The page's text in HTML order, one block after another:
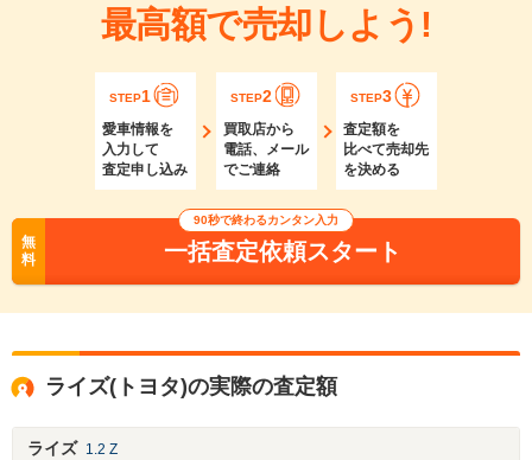
最高額で売却しよう!
STEP1
愛車情報を
入力して
査定申し込み
STEP2
買取店から
電話、メール
でご連絡
STEP3
査定額を
比べて売却先
を決める
無
料
90秒で終わるカンタン入力
一括査定依頼スタート
ライズ(トヨタ)の実際の査定額
ライズ 1.2 Z